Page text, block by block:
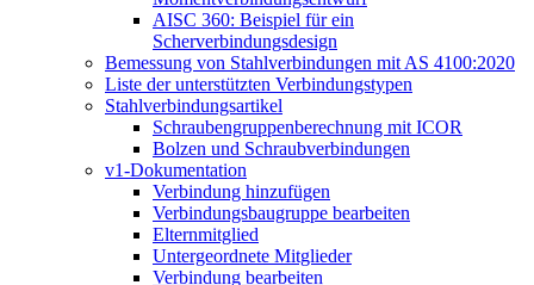
AISC 360: Beispiel für ein
Scherverbindungsdesign
Bemessung von Stahlverbindungen mit AS 4100:2020
Liste der unterstützten Verbindungstypen
Stahlverbindungsartikel
Schraubengruppenberechnung mit ICOR
Bolzen und Schraubverbindungen
v1-Dokumentation
Verbindung hinzufügen
Verbindungsbaugruppe bearbeiten
Elternmitglied
Untergeordnete Mitglieder
Verbindung bearbeiten